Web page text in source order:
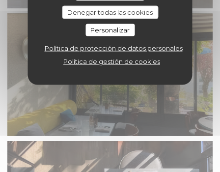
Denegar todas las cookies
Personalizar
Política de protección de datos personales
Política de gestión de cookies